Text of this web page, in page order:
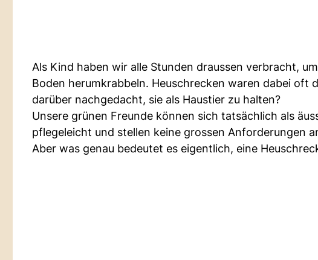
Als Kind haben wir alle Stunden draussen verbracht,
Boden herumkrabbeln. Heuschrecken waren dabei oft
darüber nachgedacht, sie als Haustier zu halten?
Unsere grünen Freunde können sich tatsächlich als
pflegeleicht und stellen keine grossen Anforderungen
Aber was genau bedeutet es eigentlich, eine